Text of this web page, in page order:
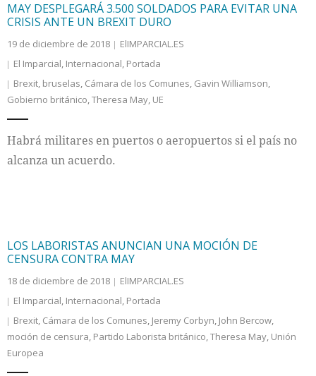
MAY DESPLEGARÁ 3.500 SOLDADOS PARA EVITAR UNA
CRISIS ANTE UN BREXIT DURO
19 de diciembre de 2018
ElIMPARCIAL.ES
El Imparcial, Internacional, Portada
Brexit, bruselas, Cámara de los Comunes, Gavin Williamson,
Gobierno británico,Theresa May, UE
Habrá militares en puertos o aeropuertos si el país no
alcanza un acuerdo.
LOS LABORISTAS ANUNCIAN UNA MOCIÓN DE
CENSURA CONTRA MAY
18 de diciembre de 2018
ElIMPARCIAL.ES
El Imparcial, Internacional, Portada
Brexit, Cámara de los Comunes, Jeremy Corbyn, John Bercow,
moción de censura, Partido Laborista británico,Theresa May, Unión
Europea